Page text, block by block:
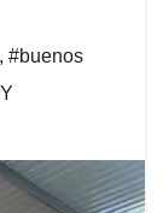
, #buenos